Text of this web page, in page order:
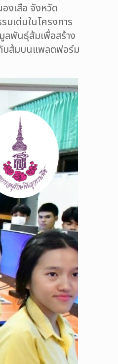
งเสือ จังหวัด
มเด่นในโครงการ
ลพันธุ์ส้มเพื่อสร้าง
บส้มบนแพลตฟอร์ม